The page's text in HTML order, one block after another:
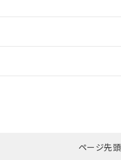
ダウンロードはこちらページ先